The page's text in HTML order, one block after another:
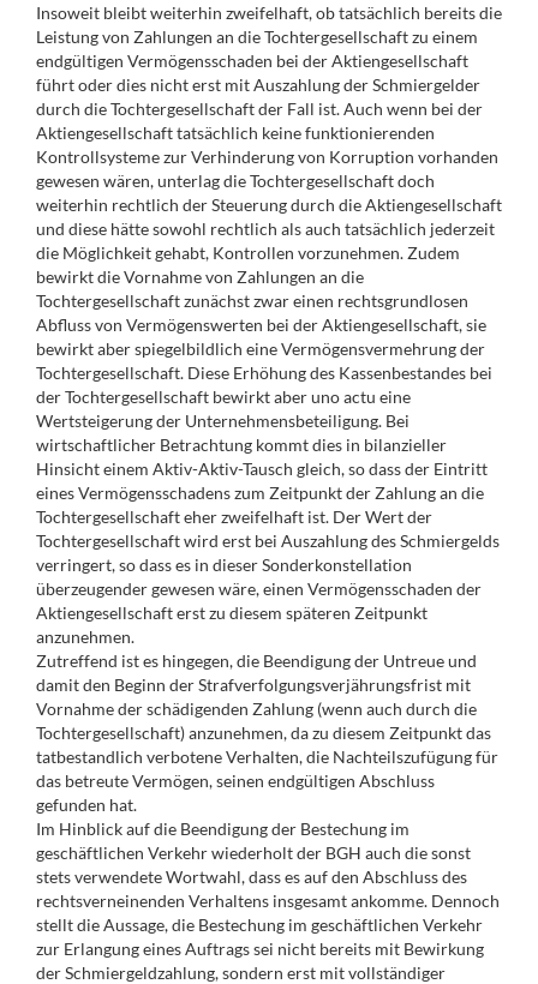
Insoweit bleibt weiterhin zweifelhaft, ob tatsächlich bereits die
Leistung von Zahlungen an die Tochtergesellschaft zu einem
endgültigen Vermögensschaden bei der Aktiengesellschaft
führt oder dies nicht erst mit Auszahlung der Schmiergelder
durch die Tochtergesellschaft der Fall ist. Auch wenn bei der
Aktiengesellschaft tatsächlich keine funktionierenden
Kontrollsysteme zur Verhinderung von Korruption vorhanden
gewesen wären, unterlag die Tochtergesellschaft doch
weiterhin rechtlich der Steuerung durch die Aktiengesellschaft
und diese hätte sowohl rechtlich als auch tatsächlich jederzeit
die Möglichkeit gehabt, Kontrollen vorzunehmen. Zudem
bewirkt die Vornahme von Zahlungen an die
Tochtergesellschaft zunächst zwar einen rechtsgrundlosen
Abfluss von Vermögenswerten bei der Aktiengesellschaft, sie
bewirkt aber spiegelbildlich eine Vermögensvermehrung der
Tochtergesellschaft. Diese Erhöhung des Kassenbestandes bei
der Tochtergesellschaft bewirkt aber uno actu eine
Wertsteigerung der Unternehmensbeteiligung. Bei
wirtschaftlicher Betrachtung kommt dies in bilanzieller
Hinsicht einem Aktiv-Aktiv-Tausch gleich, so dass der Eintritt
eines Vermögensschadens zum Zeitpunkt der Zahlung an die
Tochtergesellschaft eher zweifelhaft ist. Der Wert der
Tochtergesellschaft wird erst bei Auszahlung des Schmiergelds
verringert, so dass es in dieser Sonderkonstellation
überzeugender gewesen wäre, einen Vermögensschaden der
Aktiengesellschaft erst zu diesem späteren Zeitpunkt
anzunehmen.
Zutreffend ist es hingegen, die Beendigung der Untreue und
damit den Beginn der Strafverfolgungsverjährungsfrist mit
Vornahme der schädigenden Zahlung (wenn auch durch die
Tochtergesellschaft) anzunehmen, da zu diesem Zeitpunkt das
tatbestandlich verbotene Verhalten, die Nachteilszufügung für
das betreute Vermögen, seinen endgültigen Abschluss
gefunden hat.
Im Hinblick auf die Beendigung der Bestechung im
geschäftlichen Verkehr wiederholt der BGH auch die sonst
stets verwendete Wortwahl, dass es auf den Abschluss des
rechtsverneinenden Verhaltens insgesamt ankomme. Dennoch
stellt die Aussage, die Bestechung im geschäftlichen Verkehr
zur Erlangung eines Auftrags sei nicht bereits mit Bewirkung
der Schmiergeldzahlung, sondern erst mit vollständiger